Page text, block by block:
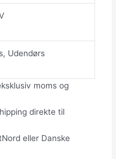
Udendørs
moms og
direkte til
eller Danske